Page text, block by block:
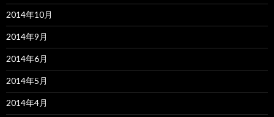
2014年10月
2014年9月
2014年6月
2014年5月
2014年4月